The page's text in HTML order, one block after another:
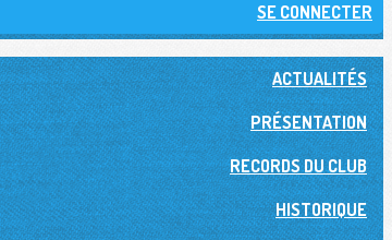
SE CONNECTER
ACTUALITÉS
PRÉSENTATION
RECORDS DU CLUB
HISTORIQUE